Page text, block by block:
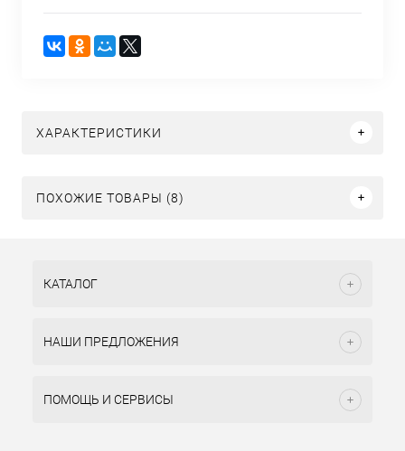
ХАРАКТЕРИСТИКИ
ПОХОЖИЕ ТОВАРЫ (8)
КАТАЛОГ
НАШИ ПРЕДЛОЖЕНИЯ
ПОМОЩЬ И СЕРВИСЫ